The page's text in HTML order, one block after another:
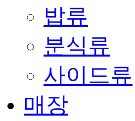
밥류
분식류
사이드류
매장